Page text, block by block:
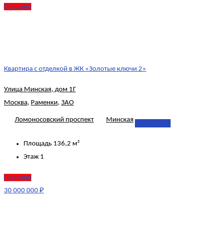
Продано
Квартира с отделкой в ЖК «Золотые ключи 2»
Улица Минская, дом 1Г
Москва, Раменки, ЗАО
Ломоносовский проспект Минская
Площадь 136,2 м²
Этаж 1
Продано
30 000 000 ₽